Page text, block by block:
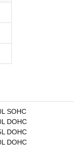
SOHC
DOHC
DOHC
DOHC